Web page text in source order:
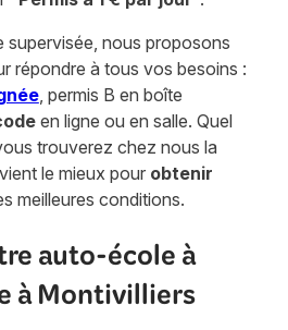
supervisée, nous proposons
répondre à tous vos besoins :
, permis B en boîte
en ligne ou en salle. Quel
trouverez chez nous la
le mieux pour obtenir
meilleures conditions.
auto-école à
à Montivilliers